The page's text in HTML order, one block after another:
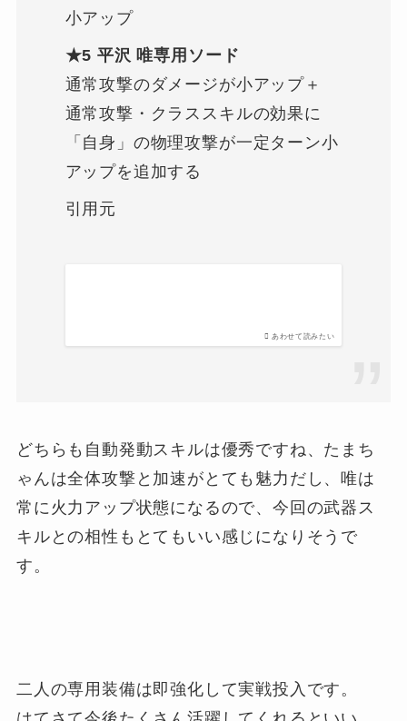
小アップ
★5 平沢 唯専用ソード
通常攻撃のダメージが小アップ＋
通常攻撃・クラススキルの効果に
「自身」の物理攻撃が一定ターン小
アップを追加する
引用元
あわせて読みたい
どちらも自動発動スキルは優秀ですね、たまち
ゃんは全体攻撃と加速がとても魅力だし、唯は
常に火力アップ状態になるので、今回の武器ス
キルとの相性もとてもいい感じになりそうで
す。
二人の専用装備は即強化して実戦投入です。